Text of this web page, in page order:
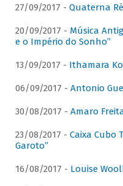
27/09/2017 - Quaterna
20/09/2017 - Música
e o Império do Sonho”
13/09/2017 - Ithamara
06/09/2017 - Antonio
30/08/2017 - Amaro
23/08/2017 - Caixa Cubo
Garoto”
16/08/2017 - Louise